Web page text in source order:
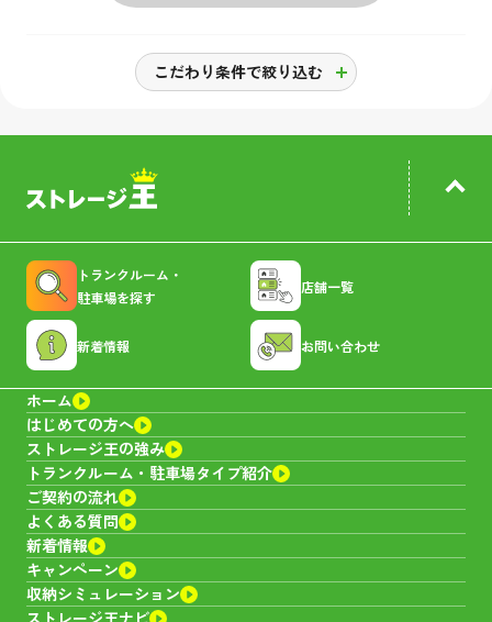
こだわり条件で絞り込む
トランクルーム・
駐車場を探す
店舗一覧
新着情報 お問い合わせ
ホーム
はじめての方へ
ストレージ王の強み
トランクルーム・ 駐車場タイプ紹介
ご契約の流れ
よくある質問
新着情報
キャンペーン
収納シミュレーション
ストレージ王ナビ